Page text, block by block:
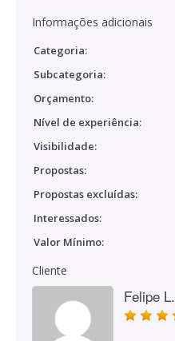
Informações adicionais
Categoria:
Subcategoria:
Orçamento:
Nível de experiência:
Visibilidade:
Propostas:
Propostas excluídas:
Interessados:
Valor Mínimo:
Cliente
Felipe L.